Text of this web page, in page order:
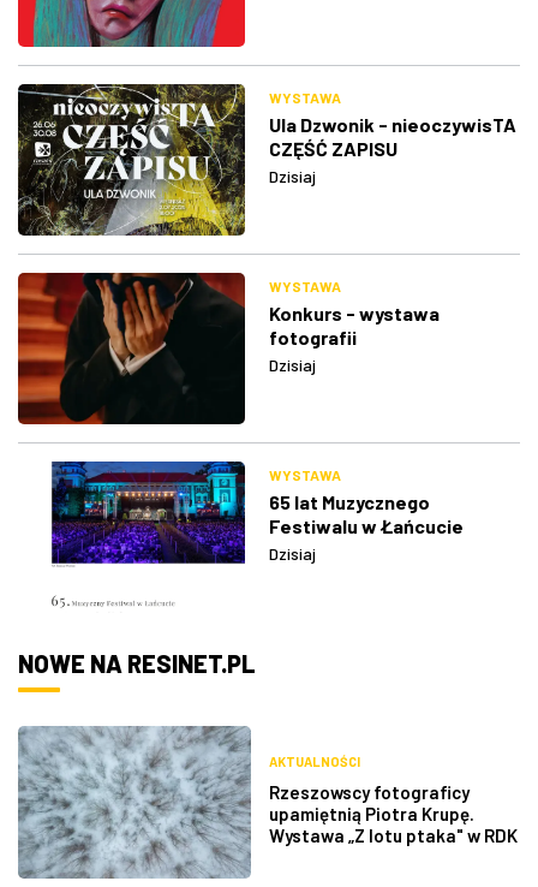
WYSTAWA
Ula Dzwonik - nieoczywisTA
CZĘŚĆ ZAPISU
Dzisiaj
WYSTAWA
Konkurs - wystawa
fotografii
Dzisiaj
WYSTAWA
65 lat Muzycznego
Festiwalu w Łańcucie
Dzisiaj
NOWE NA RESINET.PL
AKTUALNOŚCI
Rzeszowscy fotograficy
upamiętnią Piotra Krupę.
Wystawa „Z lotu ptaka" w RDK